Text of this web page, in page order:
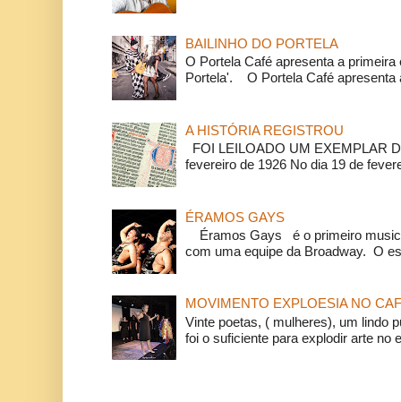
BAILINHO DO PORTELA
O Portela Café apresenta a
Portela'. O Portela Café apresenta
A HISTÓRIA REGISTROU
FOI LEILOADO UM EXEMPLAR
fevereiro de 1926 No dia 19 de
ÉRAMOS GAYS
Éramos Gays é o primeiro
com uma equipe da Broadway. O
MOVIMENTO EXPLOESIA NO
Vinte poetas, ( mulheres), um lindo
foi o suficiente para explodir arte no